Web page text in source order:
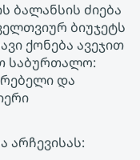
ბალანსის ძიება
ბიუჯეტს
ქონება ავეჯით
საბურთალო:
და
არჩევისას: